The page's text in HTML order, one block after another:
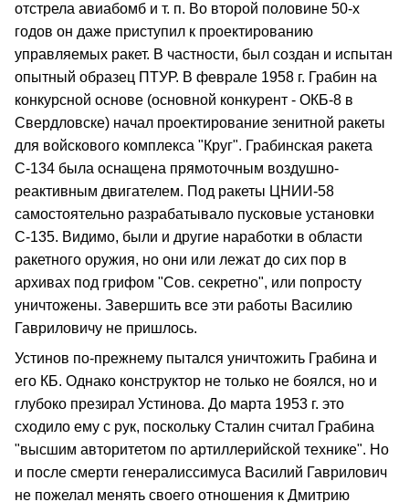
отстрела авиабомб и т. п. Во второй половине 50-х
годов он даже приступил к проектированию
управляемых ракет. В частности, был создан и испытан
опытный образец ПТУР. В феврале 1958 г. Грабин на
конкурсной основе (основной конкурент - ОКБ-8 в
Свердловске) начал проектирование зенитной ракеты
для войскового комплекса "Круг". Грабинская ракета
С-134 была оснащена прямоточным воздушно-
реактивным двигателем. Под ракеты ЦНИИ-58
самостоятельно разрабатывало пусковые установки
С-135. Видимо, были и другие наработки в области
ракетного оружия, но они или лежат до сих пор в
архивах под грифом "Сов. секретно", или попросту
уничтожены. Завершить все эти работы Василию
Гавриловичу не пришлось.
Устинов по-прежнему пытался уничтожить Грабина и
его КБ. Однако конструктор не только не боялся, но и
глубоко презирал Устинова. До марта 1953 г. это
сходило ему с рук, поскольку Сталин считал Грабина
"высшим авторитетом по артиллерийской технике". Но
и после смерти генералиссимуса Василий Гаврилович
не пожелал менять своего отношения к Дмитрию